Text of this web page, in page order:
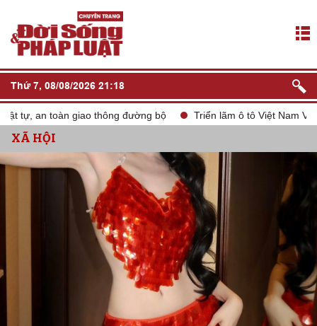
Thứ 7, 08/08/2026 21:18
toàn giao thông đường bộ Triển lãm ô tô Việt Nam VMS 2024
XÃ HỘI